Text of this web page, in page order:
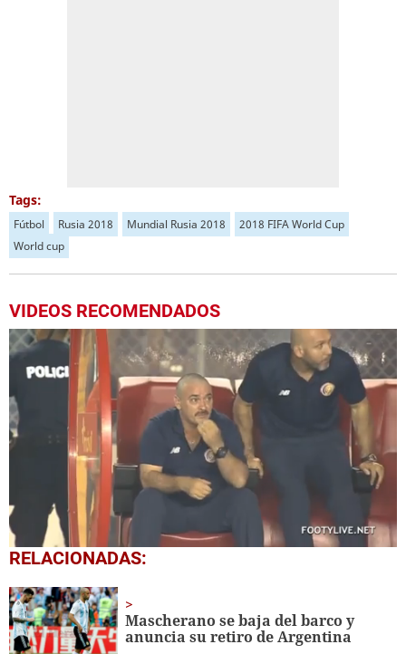
Tags:
Fútbol Rusia 2018 Mundial Rusia 2018
2018 FIFA World Cup
World cup
VIDEOS RECOMENDADOS
0
of
minutes,
41
seconds
RELACIONADAS:
Mascherano se baja del barco y
anuncia su retiro de Argentina